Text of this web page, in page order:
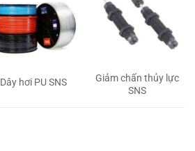
Dây hơi PU SNS
Giảm chấn thủy lực
SNS